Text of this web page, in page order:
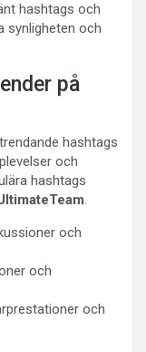
hashtags och
synligheten och
på
hashtags
och
hashtags
.
och
och
och